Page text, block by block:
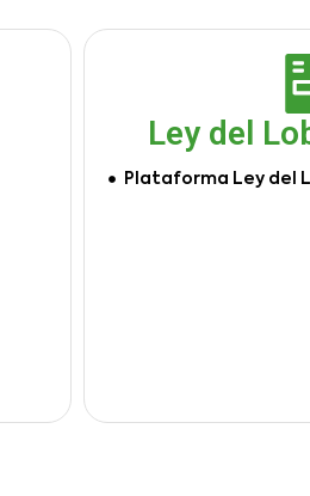
Ley del
Plataforma Ley del